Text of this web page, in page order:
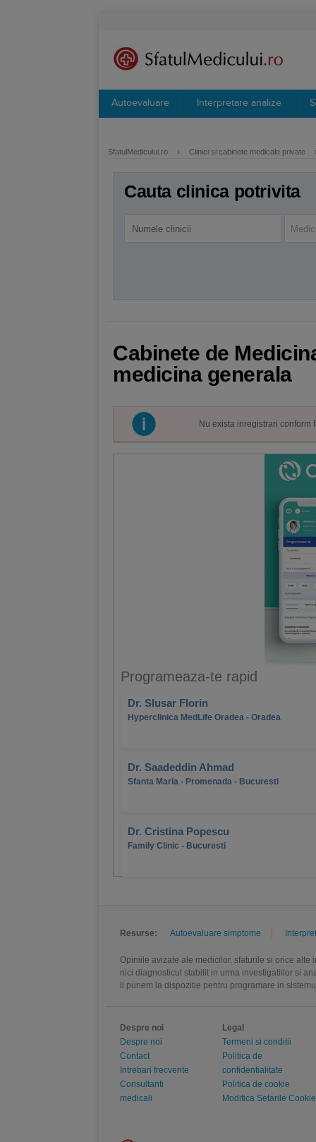
Autoevaluare Interpretare analize
SfatulMedicului.ro › Clinici si cabinete medicale private
Cauta clinica potrivita
Cabinete de
medicina generala
Nu exista inregistrari
Programeaza-te rapid
Dr. Slusar Florin
Hyperclinica MedLife Oradea - Oradea
Dr. Saadeddin Ahmad
Sfanta Maria - Promenada - Bucuresti
Dr. Cristina Popescu
Family Clinic - Bucuresti
Resurse: Autoevaluare simptome
Opiniile avizate ale medicilor, sfaturile si orice
nici diagnosticul stabilit in urma investigatiilor si
ii punem la dispozitie pentru programare in
Despre noi
Despre noi
Contact
Intrebari frecvente
Consultanti
medicali
Legal
Termeni si conditii
Politica de
confidentialitate
Politica de cookie
Modifica Setarile Cookie